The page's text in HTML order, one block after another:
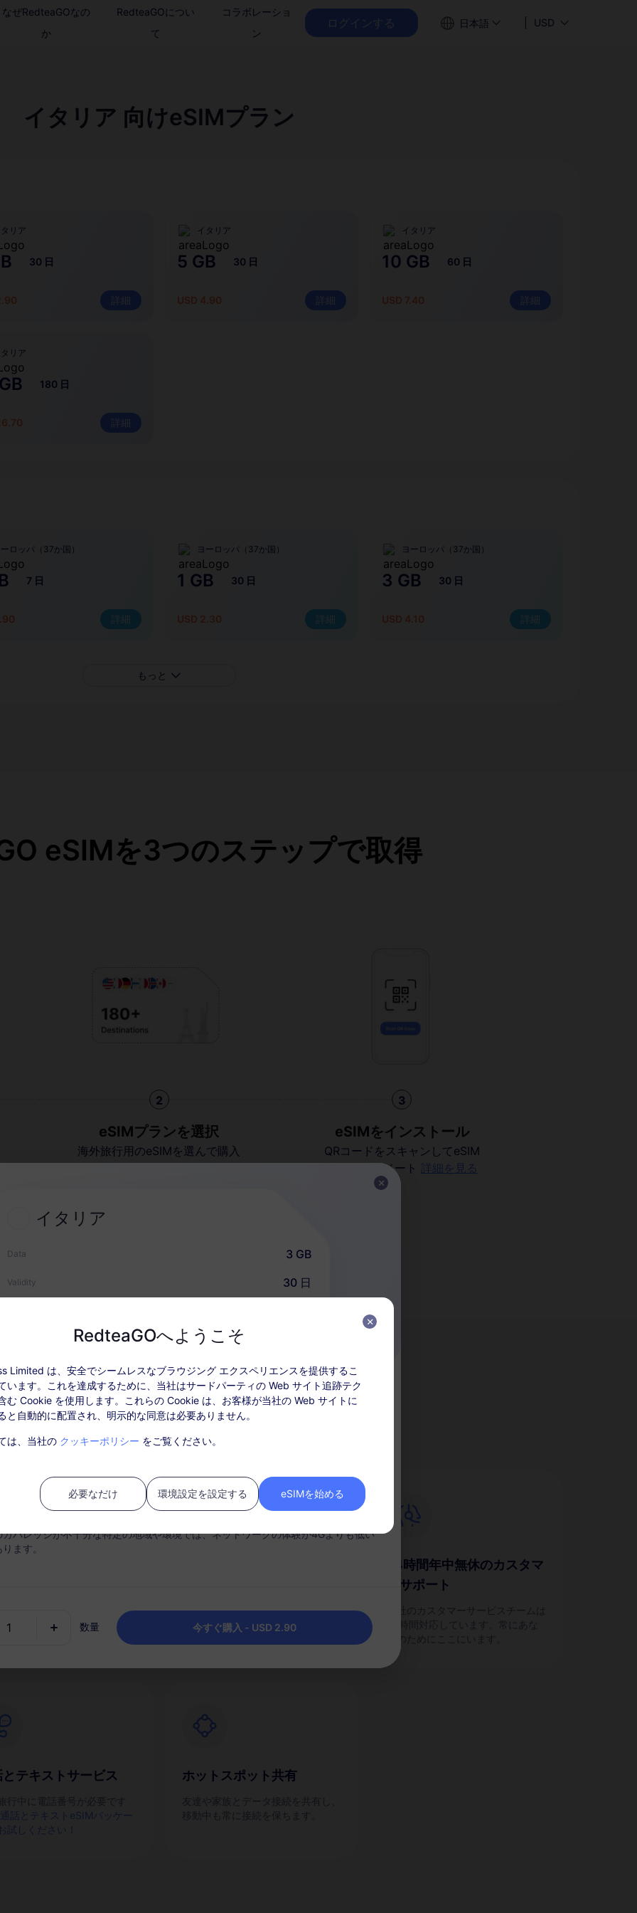
なぜRedteaGOなの
か
RedteaGOについ
て
コラボレーショ
ン
ログインする 日本語 USD
イタリア 向けeSIMプラン
リア
30 日
詳細
イタリア
5 GB 30 日
USD 4.90 詳細
イタリア
10 GB 60 日
USD 7.40 詳細
リア
180 日
詳細
ロッパ（37か国）
7 日
詳細
ヨーロッパ（37か国）
1 GB 30 日
USD 2.30 詳細
ヨーロッパ（37か国）
3 GB 30 日
USD 4.10 詳細
もっと
eSIMを3つのステップで取得
2
eSIMプランを選択
海外旅行用のeSIMを選んで購入
3
eSIMをインストール
QRコードをスキャンしてeSIM
をアクティベート
詳細を見る
RedteaGO eSIMなのか？
24時間年中無休のカスタマ
ーサポート
テキストサービス
通話とテキストeSIMパッケー
試しください！
ホットスポット共有
イタリア
Data 3 GB
Validity 30 日
データ情報 カバレッジとネットワーク
パッケージを有効化後、「注文履歴」でチャージしてください。
ベートされない期限切れのパッケージは利用できず、返金対象とはなりません。
パッケージのデータ使用量がなくなると、サービスは中断されます。
バレッジが不十分な特定の地域や環境では、ネットワークの体験が4Gよりも低い
ます。
数量 今すぐ購入 - USD 2.90
RedteaGOへようこそ
Limited は、安全でシームレスなブラウジング エクスペリエンスを提供するこ
います。これを達成するために、当社はサードパーティの Web サイト追跡テク
む Cookie を使用します。これらの Cookie は、お客様が当社の Web サイトに
と自動的に配置され、明示的な同意は必要ありません。
は、当社の クッキーポリシー をご覧ください。
必要なだけ 環境設定を設定する eSIMを始める